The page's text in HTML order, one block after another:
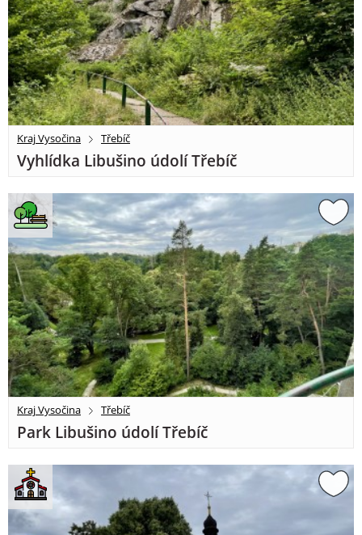
Kraj Vysočina Třebíč
Vyhlídka Libušino údolí Třebíč
Kraj Vysočina Třebíč
Park Libušino údolí Třebíč